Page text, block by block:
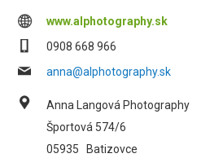
www.alphotography.sk
0908 668 966
anna@alphotography.sk
Anna Langová Photography
Športová 574/6
05935
Batizovce